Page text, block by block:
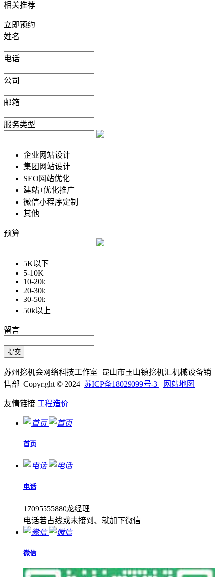
相关推荐
立即预约
姓名
电话
公司
邮箱
服务类型
企业网站设计
集团网站设计
SEO网站优化
建站+优化推广
微信小程序定制
其他
预算
5K以下
5-10K
10-20k
20-30k
30-50k
50k以上
留言
苏州挖机会网络科技工作室 昆山市玉山镇挖机汇机械设备销
售部 Copyright © 2024 苏ICP备18029099号-3 网站地图
友情链接 工程造价|
首页
电话
17095555880龙经理
电话若占线或未接到、就加下微信
微信